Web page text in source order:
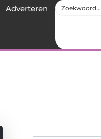
Adverteren